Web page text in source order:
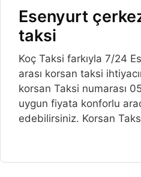
Esenyurt
taksi
Koç Taksi farkıyla 7/24
arası korsan taksi
korsan Taksi numarası
uygun fiyata konforlu
edebilirsiniz. Korsan